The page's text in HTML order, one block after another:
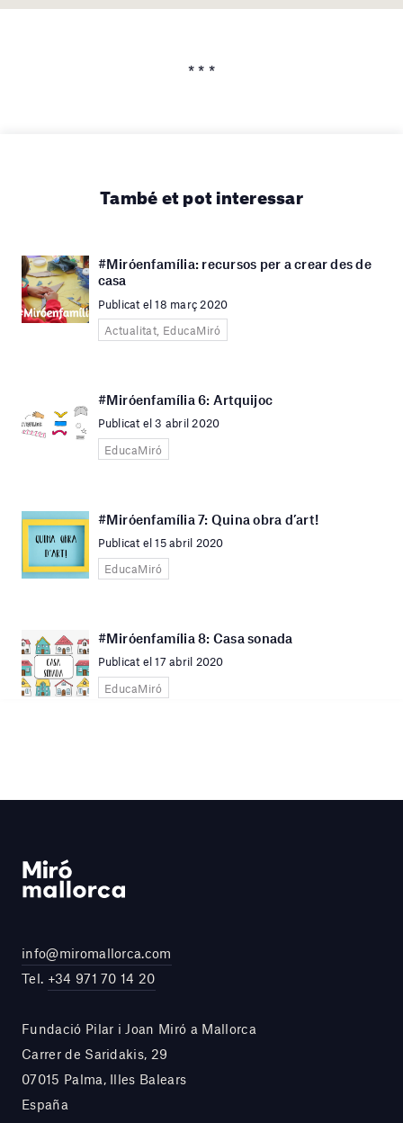
* * *
També et pot interessar
#Miróenfamília: recursos per a crear des de
casa
Publicat el 18 març 2020
Actualitat, EducaMiró
#Miróenfamília 6: Artquijoc
Publicat el 3 abril 2020
EducaMiró
#Miróenfamília 7: Quina obra d’art!
Publicat el 15 abril 2020
EducaMiró
#Miróenfamília 8: Casa sonada
Publicat el 17 abril 2020
EducaMiró
info@miromallorca.com
Tel. +34 971 70 14 20
Fundació Pilar i Joan Miró a Mallorca
Carrer de Saridakis, 29
07015 Palma, Illes Balears
España